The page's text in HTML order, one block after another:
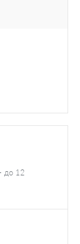
до 12